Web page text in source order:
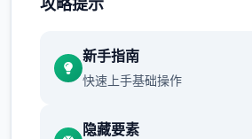
新增chuang戏功可
正在面许按步行床戏教学术毕
体育仓库依然有保健室均可触
攻略提示
新手指南
快速上手基础操作
隐藏要素